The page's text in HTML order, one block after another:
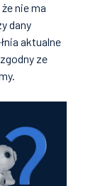
nie ma
dany
aktualne
ze